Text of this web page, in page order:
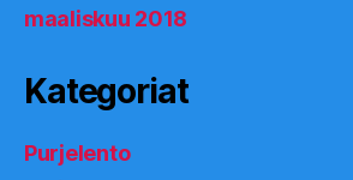
maaliskuu 2018
Kategoriat
Purjelento